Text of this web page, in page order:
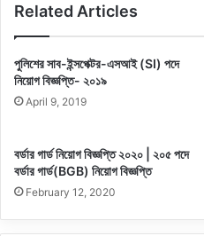
Related Articles
পুলিশের সাব-ইন্সপেক্টর-এসআই (SI) পদে
নিয়োগ বিজ্ঞপ্তি- ২০১৯
April 9, 2019
বর্ডার গার্ড নিয়োগ বিজ্ঞপ্তি ২০২০ | ২০৫ পদে
বর্ডার গার্ড(BGB) নিয়োগ বিজ্ঞপ্তি
February 12, 2020